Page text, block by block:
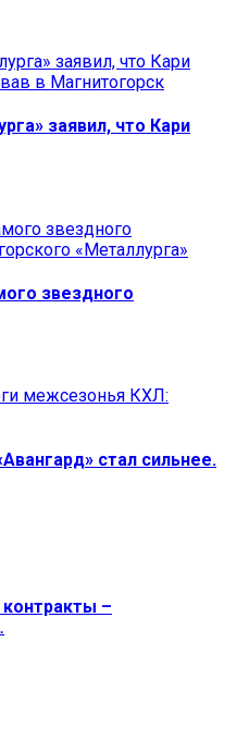
заявил, что Кари
звездного
стал сильнее.
–